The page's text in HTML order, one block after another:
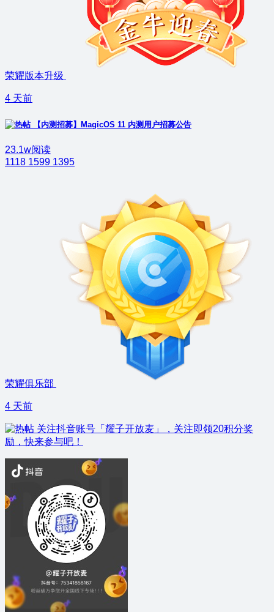
荣耀版本升级
4 天前
【内测招募】MagicOS 11 内测用户招募公告
23.1w阅读
1118 1599 1395
荣耀俱乐部
4 天前
关注抖音账号「耀子开放麦」，关注即领20积分奖
励，快来参与吧！